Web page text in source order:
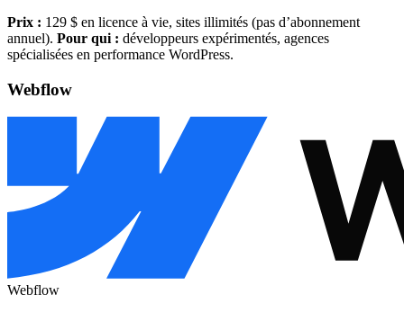
Prix : 129 $ en licence à vie, sites illimités (pas d’abonnement
annuel). Pour qui : développeurs expérimentés, agences
spécialisées en performance WordPress.
Webflow
Webflow